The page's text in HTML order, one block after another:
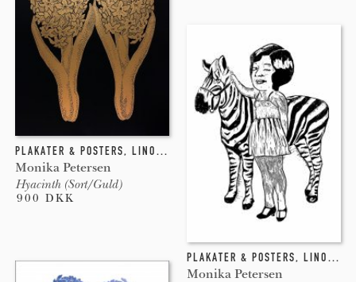
PLAKATER & POSTERS, LINOLEUMSTRYK
Monika Petersen
Hyacinth (Sort/Guld)
900 DKK
PLAKATER & POSTERS, LINOLEUMSTRYK
Monika Petersen